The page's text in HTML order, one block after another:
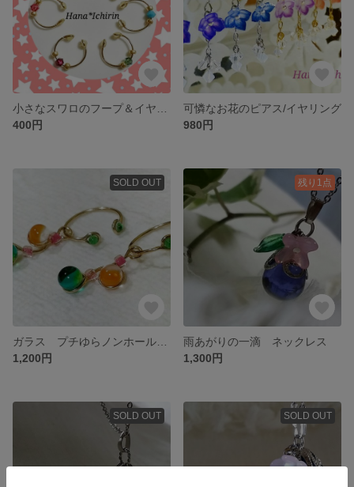
400円
可憐なお花のピアス/イヤリング
980円
SOLD OUT
1,200円
残り1点
雨あがりの一滴 ネックレス
1,300円
SOLD OUT SOLD OUT